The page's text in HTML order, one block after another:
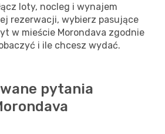
loty, nocleg i wynajem
rezerwacji, wybierz pasujące
w mieście Morondava zgodnie
i ile chcesz wydać.
pytania